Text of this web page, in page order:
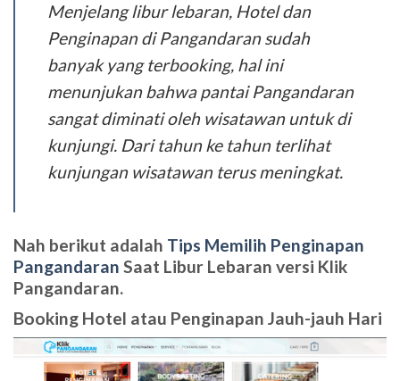
Menjelang libur lebaran, Hotel dan
Penginapan di Pangandaran sudah
banyak yang terbooking, hal ini
menunjukan bahwa pantai Pangandaran
sangat diminati oleh wisatawan untuk di
kunjungi. Dari tahun ke tahun terlihat
kunjungan wisatawan terus meningkat.
Nah berikut adalah Tips Memilih Penginapan
Pangandaran Saat Libur Lebaran versi Klik
Pangandaran.
Booking Hotel atau Penginapan Jauh-jauh Hari